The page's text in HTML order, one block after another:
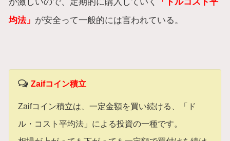
均法」 が安全って一般的には言われている。
Zaifコイン積立
Zaifコイン積立は、一定金額を買い続ける、「ド
ル・コスト平均法」による投資の一種です。